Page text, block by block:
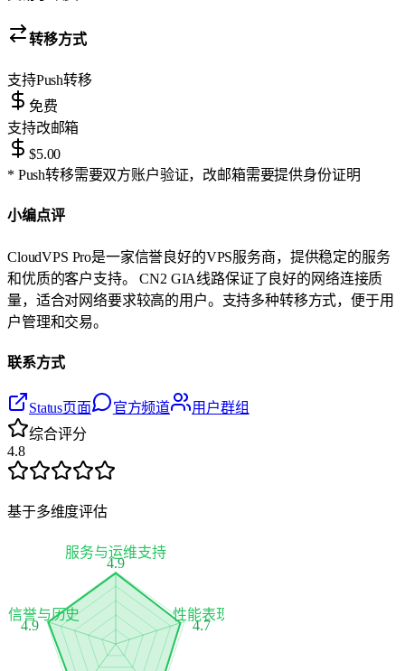
转移方式
支持Push转移
免费
支持改邮箱
$5.00
* Push转移需要双方账户验证，改邮箱需要提供身份证明
小编点评
CloudVPS Pro是一家信誉良好的VPS服务商，提供稳定的服务
和优质的客户支持。 CN2 GIA线路保证了良好的网络连接质
量，适合对网络要求较高的用户。支持多种转移方式，便于用
户管理和交易。
联系方式
Status页面 官方频道
用户群组
综合评分
4.8
基于多维度评估
服务与运维支持
4.9
性能表现
4.7
信誉与历史
4.9